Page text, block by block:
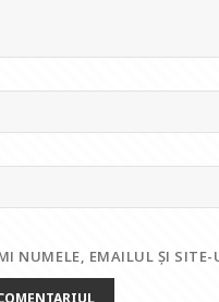
NUMELE, EMAILUL ȘI